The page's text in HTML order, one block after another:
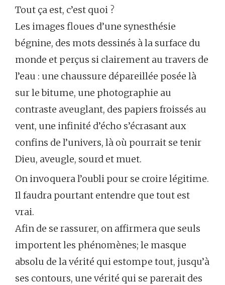
Tout ça est, c’est quoi ?
Les images floues d’une synesthésie
bégnine, des mots dessinés à la surface du
monde et perçus si clairement au travers de
l’eau : une chaussure dépareillée posée là
sur le bitume, une photographie au
contraste aveuglant, des papiers froissés au
vent, une infinité d’écho s’écrasant aux
confins de l’univers, là où pourrait se tenir
Dieu, aveugle, sourd et muet.
On invoquera l’oubli pour se croire légitime.
Il faudra pourtant entendre que tout est
vrai.
Afin de se rassurer, on affirmera que seuls
importent les phénomènes; le masque
absolu de la vérité qui estompe tout, jusqu’à
ses contours, une vérité qui se parerait des